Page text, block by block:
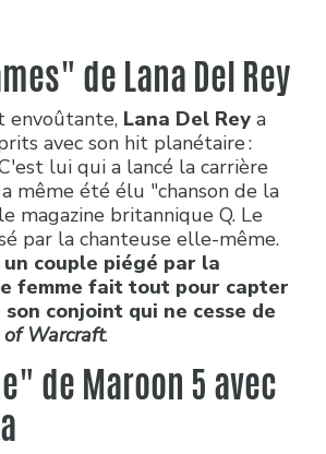
de Lana Del Rey
envoûtante, Lana Del Rey a
avec son hit planétaire :
lui qui a lancé la carrière
même été élu "chanson de la
magazine britannique Q. Le
par la chanteuse elle-même.
un couple piégé par la
femme fait tout pour capter
conjoint qui ne cesse de
Warcraft.
de Maroon 5 avec